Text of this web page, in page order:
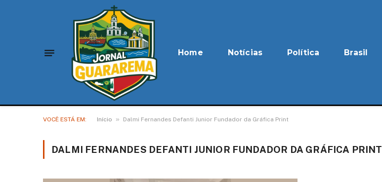
Home Notícias Política Brasil
VOCÊ ESTÁ EM: Início » Dalmi Fernandes Defanti Junior Fundador da Gráfica Print
DALMI FERNANDES DEFANTI JUNIOR FUNDADOR DA GRÁFICA PRINT